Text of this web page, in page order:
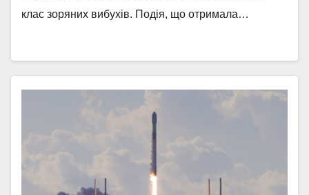
клас зоряних вибухів. Подія, що отримала…